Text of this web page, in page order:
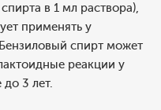
в 1 мл раствора),
применять у
спирт может
реакции у
до 3 лет.